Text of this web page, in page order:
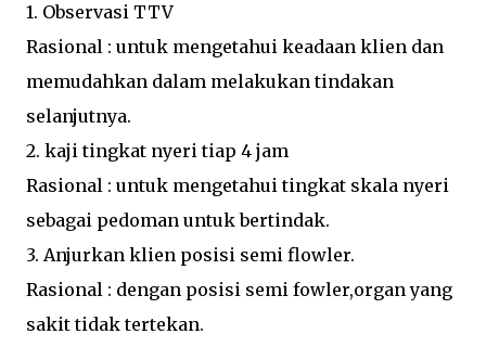
1. Observasi TTV
Rasional : untuk mengetahui keadaan klien dan
memudahkan dalam melakukan tindakan
selanjutnya.
2. kaji tingkat nyeri tiap 4 jam
Rasional : untuk mengetahui tingkat skala nyeri
sebagai pedoman untuk bertindak.
3. Anjurkan klien posisi semi flowler.
Rasional : dengan posisi semi fowler,organ yang
sakit tidak tertekan.